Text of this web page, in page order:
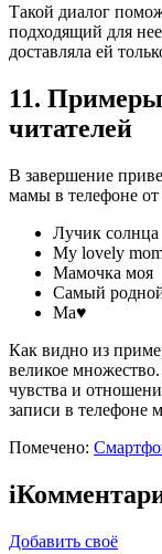
Такой диалог
подходящий для
доставляла ей
11.
читателей
В завершение
мамы в телефоне
Лучик солнца
My lovely
Мамочка моя
Самый
Ма♥
Как видно из
великое
чувства и
записи в телефоне
Помечено:
i
Добавить своё